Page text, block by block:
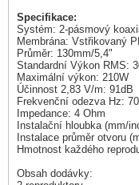
Specifikace:
Systém: 2-pásmový
Membrána: Vstřikovaný
Průměr: 130mm/5,4"
Standardní Výkon RMS:
Maximální výkon: 210W
Účinnost 2,83 V/m: 91dB
Frekvenční odezva Hz:
Impedance: 4 Ohm
Instalační hloubka (mm/
Instalace průměr otvoru
Hmotnost každého
Obsah dodávky: